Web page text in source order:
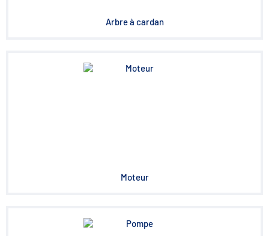
Arbre à cardan
Moteur